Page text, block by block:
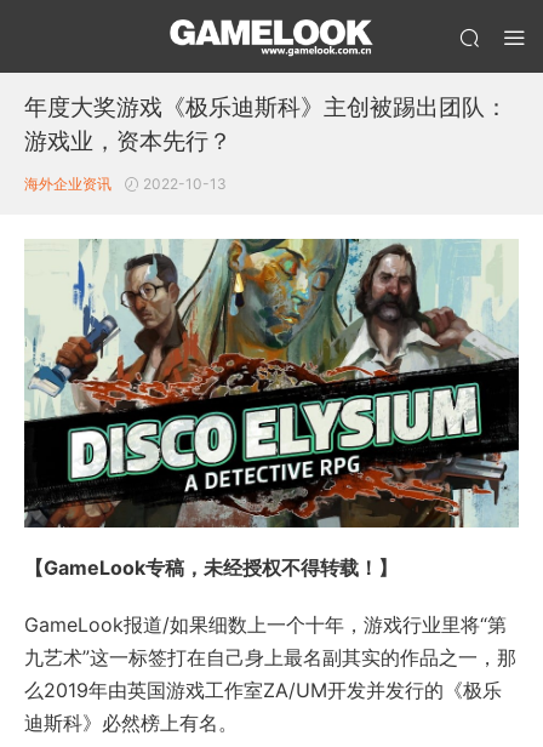
年度大奖游戏《极乐迪斯科》主创被踢出团队：
游戏业，资本先行？
海外企业资讯 2022-10-13
【GameLook专稿，未经授权不得转载！】
GameLook报道/如果细数上一个十年，游戏行业里将“第
九艺术”这一标签打在自己身上最名副其实的作品之一，那
么2019年由英国游戏工作室ZA/UM开发并发行的《极乐
迪斯科》必然榜上有名。